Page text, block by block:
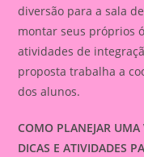
diversão para a sala
montar seus próprios
atividades de
proposta trabalha a
dos alunos.
COMO PLANEJAR UMA
DICAS E ATIVIDADES